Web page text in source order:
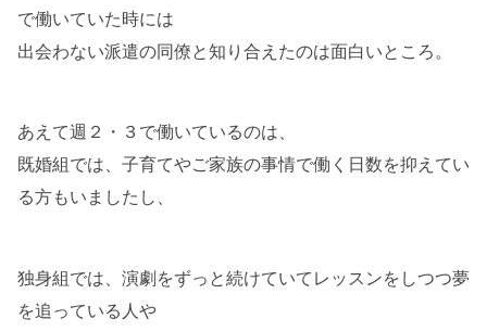
で働いていた時には
出会わない派遣の同僚と知り合えたのは面白いところ。
あえて週２・３で働いているのは、
既婚組では、子育てやご家族の事情で働く日数を抑えてい
る方もいましたし、
独身組では、演劇をずっと続けていてレッスンをしつつ夢
を追っている人や